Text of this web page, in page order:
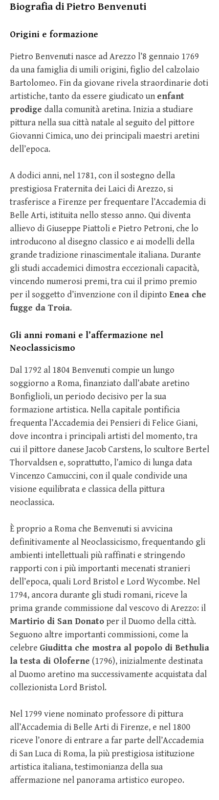
Biografia di Pietro Benvenuti
Origini e formazione
Pietro Benvenuti nasce ad Arezzo l’8 gennaio 1769
da una famiglia di umili origini, figlio del calzolaio
Bartolomeo. Fin da giovane rivela straordinarie doti
artistiche, tanto da essere giudicato un enfant
prodige dalla comunità aretina. Inizia a studiare
pittura nella sua città natale al seguito del pittore
Giovanni Cimica, uno dei principali maestri aretini
dell’epoca.
A dodici anni, nel 1781, con il sostegno della
prestigiosa Fraternita dei Laici di Arezzo, si
trasferisce a Firenze per frequentare l’Accademia di
Belle Arti, istituita nello stesso anno. Qui diventa
allievo di Giuseppe Piattoli e Pietro Petroni, che lo
introducono al disegno classico e ai modelli della
grande tradizione rinascimentale italiana. Durante
gli studi accademici dimostra eccezionali capacità,
vincendo numerosi premi, tra cui il primo premio
per il soggetto d’invenzione con il dipinto Enea che
fugge da Troia.
Gli anni romani e l’affermazione nel
Neoclassicismo
Dal 1792 al 1804 Benvenuti compie un lungo
soggiorno a Roma, finanziato dall’abate aretino
Bonfiglioli, un periodo decisivo per la sua
formazione artistica. Nella capitale pontificia
frequenta l’Accademia dei Pensieri di Felice Giani,
dove incontra i principali artisti del momento, tra
cui il pittore danese Jacob Carstens, lo scultore Bertel
Thorvaldsen e, soprattutto, l’amico di lunga data
Vincenzo Camuccini, con il quale condivide una
visione equilibrata e classica della pittura
neoclassica.
È proprio a Roma che Benvenuti si avvicina
definitivamente al Neoclassicismo, frequentando gli
ambienti intellettuali più raffinati e stringendo
rapporti con i più importanti mecenati stranieri
dell’epoca, quali Lord Bristol e Lord Wycombe. Nel
1794, ancora durante gli studi romani, riceve la
prima grande commissione dal vescovo di Arezzo: il
Martirio di San Donato per il Duomo della città.
Seguono altre importanti commissioni, come la
celebre Giuditta che mostra al popolo di Bethulia
la testa di Oloferne (1796), inizialmente destinata
al Duomo aretino ma successivamente acquistata dal
collezionista Lord Bristol.
Nel 1799 viene nominato professore di pittura
all’Accademia di Belle Arti di Firenze, e nel 1800
riceve l’onore di entrare a far parte dell’Accademia
di San Luca di Roma, la più prestigiosa istituzione
artistica italiana, testimonianza della sua
affermazione nel panorama artistico europeo.